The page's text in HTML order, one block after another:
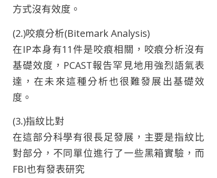
方式沒有效度。
(2.)咬痕分析(Bitemark Analysis)
在IP本身有11件是咬痕相關，咬痕分析沒有
基礎效度，PCAST報告罕見地用強烈語氣表
達，在未來這種分析也很難發展出基礎效
度。
(3.)指紋比對
在這部分科學有很長足發展，主要是指紋比
對部分，不同單位進行了一些黑箱實驗，而
FBI也有發表研究